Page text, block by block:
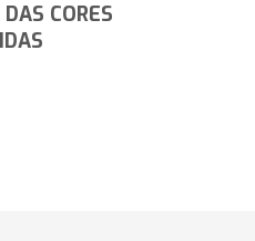
CORES